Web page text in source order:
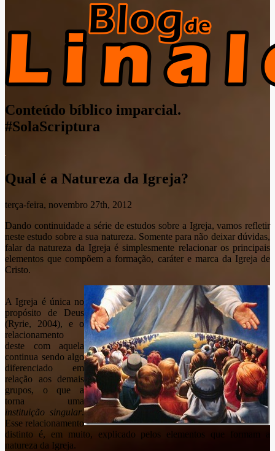
Conteúdo bíblico imparcial.
#SolaScriptura
Qual é a Natureza da Igreja?
terça-feira, novembro 27th, 2012
Dando continuidade a série de estudos sobre a Igreja, vamos refletir
neste estudo sobre a sua natureza. Somente para não deixar dúvidas,
falar da natureza da Igreja é simplesmente relacionar os principais
elementos que compõem a formação, caráter e marca da Igreja de
Cristo.
A Igreja é única no
propósito de Deus
(Ryrie, 2004), e o
relacionamento
deste com aquela
continua sendo algo
diferenciado em
relação aos demais
grupos, o que a
torna uma
instituição singular.
Esse relacionamento
distinto é, em muito, explicado pelos elementos que formam a
natureza da Igreja.